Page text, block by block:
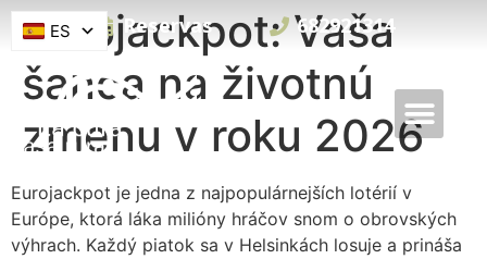
Reservas 682921314
Eurojackpot: Vaša
šanca na životnú
zmenu v roku 2026
Eurojackpot je jedna z najpopulárnejších lotérií v
Európe, ktorá láka milióny hráčov snom o obrovských
výhrach. Každý piatok sa v Helsinkách losuje a prináša
ES